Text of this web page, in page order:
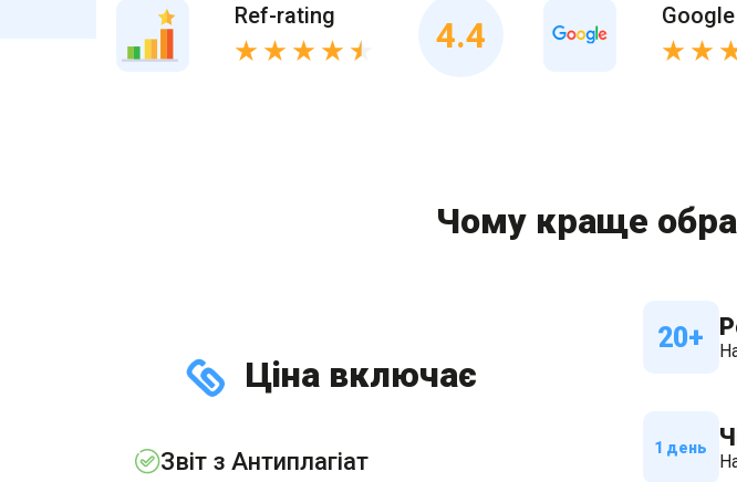
Ref-rating 4.4 Google
Чому краще
Ціна включає
Звіт з Антиплагіат
20+
1 день